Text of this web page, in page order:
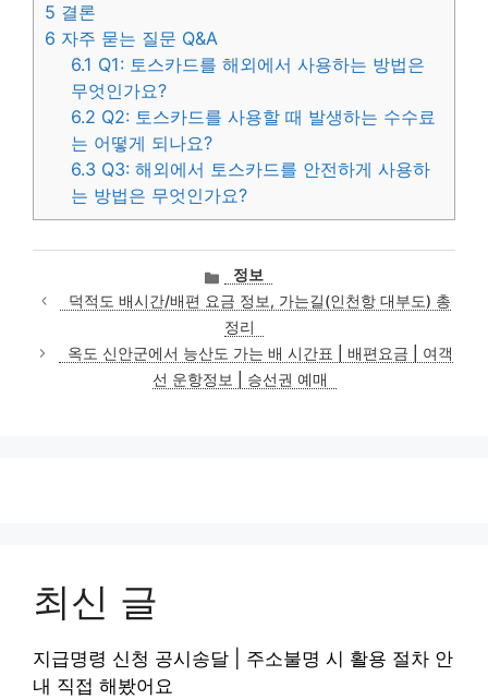
5 결론
6 자주 묻는 질문 Q&A
6.1 Q1: 토스카드를 해외에서 사용하는 방법은
무엇인가요?
6.2 Q2: 토스카드를 사용할 때 발생하는 수수료
는 어떻게 되나요?
6.3 Q3: 해외에서 토스카드를 안전하게 사용하
는 방법은 무엇인가요?
카
테
고
리
정보
덕적도 배시간/배편 요금 정보, 가는길(인천항 대부도) 총
정리
옥도 신안군에서 능산도 가는 배 시간표 | 배편요금 | 여객
선 운항정보 | 승선권 예매
최신 글
지급명령 신청 공시송달 | 주소불명 시 활용 절차 안
내 직접 해봤어요